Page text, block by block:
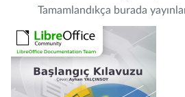
Tamamlandıkça burada